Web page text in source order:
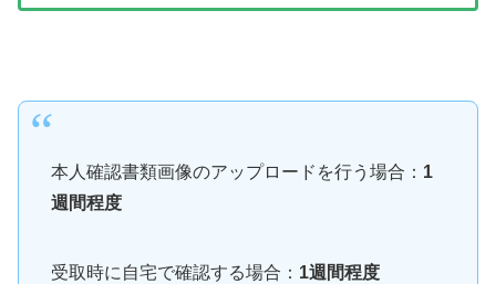
本人確認書類画像のアップロードを行う場合： 1
週間程度
受取時に自宅で確認する場合： 1週間程度